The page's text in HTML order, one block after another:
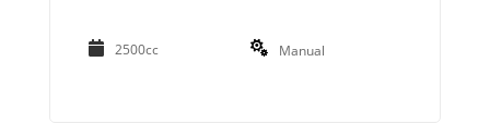
2500cc Manual